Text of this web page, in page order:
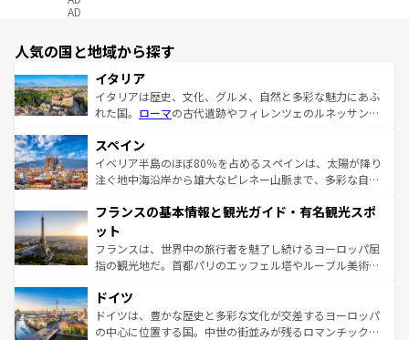
AD
人気の国と地域から探す
イタリア
イタリアは歴史、文化、グルメ、自然と多彩な魅力にあふ
れた国。 ローマの古代遺跡やフィレンツェのルネッサンス
ろん、トスカーナの美しい田園風景やアマルフィ海岸の絶
景など、自然景観も見逃せない。観光の合間には、本場の
ピザやパスタなど、絶品のイタリア料理を堪能することも
ませてくれるイタリアで、忘れられない旅をしてみよう！
なお、新着のイタリア情報は
しい。
スペイン
イベリア半島のほぼ80％を占めるスペインは、太陽が降り
注ぐ地中海沿岸から雄大なピレネー山脈まで、多彩な自然
文化が根付くこの国では、情熱的なフラメンコ、熱気あふ
れる闘牛、そして美味しいタパスが生活の一部となってい
る。首都マドリードの洗練された雰囲気や、バルセロナの
アートに溢れた街角から、地方では古代ローマ遺跡や中世
せる。地方によって風土や気候が異なるスペインはその個
性で訪れる人を魅了する。 なお、新着のスペイン情報は コ
ンテンツ一覧を参照してほしい。
フランスの基本情報と観光ガイド・有名観光スポ
ット
フランスは、世界中の旅行者を魅了し続けるヨーロッパ屈
指の観光地だ。首都パリのエッフェル塔やルーブル美術館
で、幅広い魅力が詰まっている。華麗な宮殿、歴史的な大
聖堂、美しいビーチ、そして豊かな自然が、訪れる者を心
から魅了する。また、フランスは美食の国としても知ら
ドイツ
ドイツは、豊かな歴史と多彩な文化が交差するヨーロッパ
の中心に位置する国。中世の街並みが残るロマンチック街